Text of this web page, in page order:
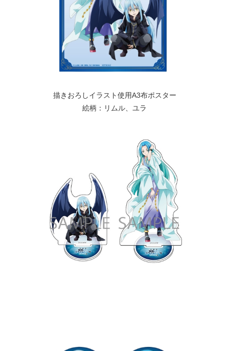
描きおろしイラスト使用A3布ポスター
絵柄：リムル、ユラ